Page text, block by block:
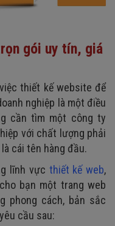
gói uy tín, giá
thiết kế website để
nghiệp là một điều
cần tìm một công ty
với chất lượng phải
cái tên hàng đầu.
lĩnh vực thiết kế web,
bạn một trang web
phong cách, bản sắc
cầu sau: